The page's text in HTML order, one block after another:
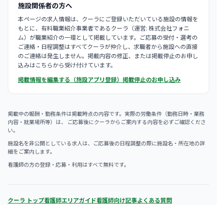
施設関係者の方へ
本ページの求人情報は、クーラにご登録いただいている施設の情報を
もとに、有料職業紹介事業者であるクーラ（運営: 株式会社フォニ
ム）が職業紹介の一環として掲載しています。ご応募の受付・選考の
ご連絡・日程調整はすべてクーラが仲介し、求職者から施設への直接
のご連絡は発生しません。掲載内容の修正、または掲載停止のお申し
込みはこちらから受け付けています。
掲載情報を編集する（施設アプリ登録） 掲載停止のお申し込み
掲載中の報酬・勤務条件は掲載時点の内容です。実際の労働条件（勤務日時・業務
内容・就業場所等）は、 ご応募後にクーラからご案内する内容を必ずご確認くださ
い。
施設名を非公開としている求人は、ご応募後の日程調整の際に施設名・所在地の詳
細をご案内します。
看護師の方の登録・応募・利用はすべて無料です。
クーラ トップ看護師エリアガイド看護師向け記事よくある質問